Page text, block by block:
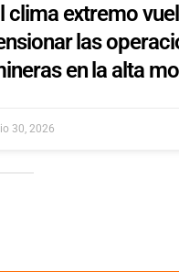
clima extremo
las
en la alta
30, 2026